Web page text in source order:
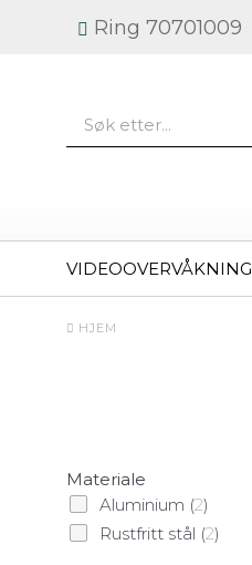
Ring 70701009
VIDEOOVERVÅKNING
HJEM
Materiale
Aluminium (2)
Rustfritt stål (2)